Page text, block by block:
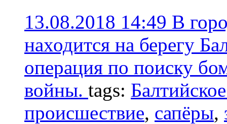
13.08.2018 14:49 В
находится на берегу
операция по поиску
войны. tags:
происшествие, сапёры,